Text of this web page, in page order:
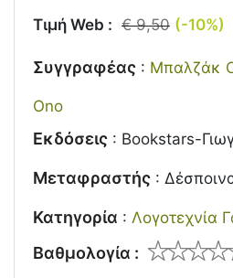
Τιμή Web : € 9,50 (-10%)
Συγγραφέας : Μπαλζάκ
Ono
Εκδόσεις : Bookstars-
Μεταφραστής :
Κατηγορία : Λογοτεχνία
Βαθμολογία :